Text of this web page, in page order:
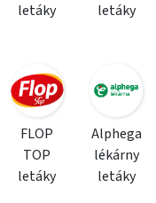
letáky
letáky
FLOP
TOP
letáky
Alphega
lékárny
letáky